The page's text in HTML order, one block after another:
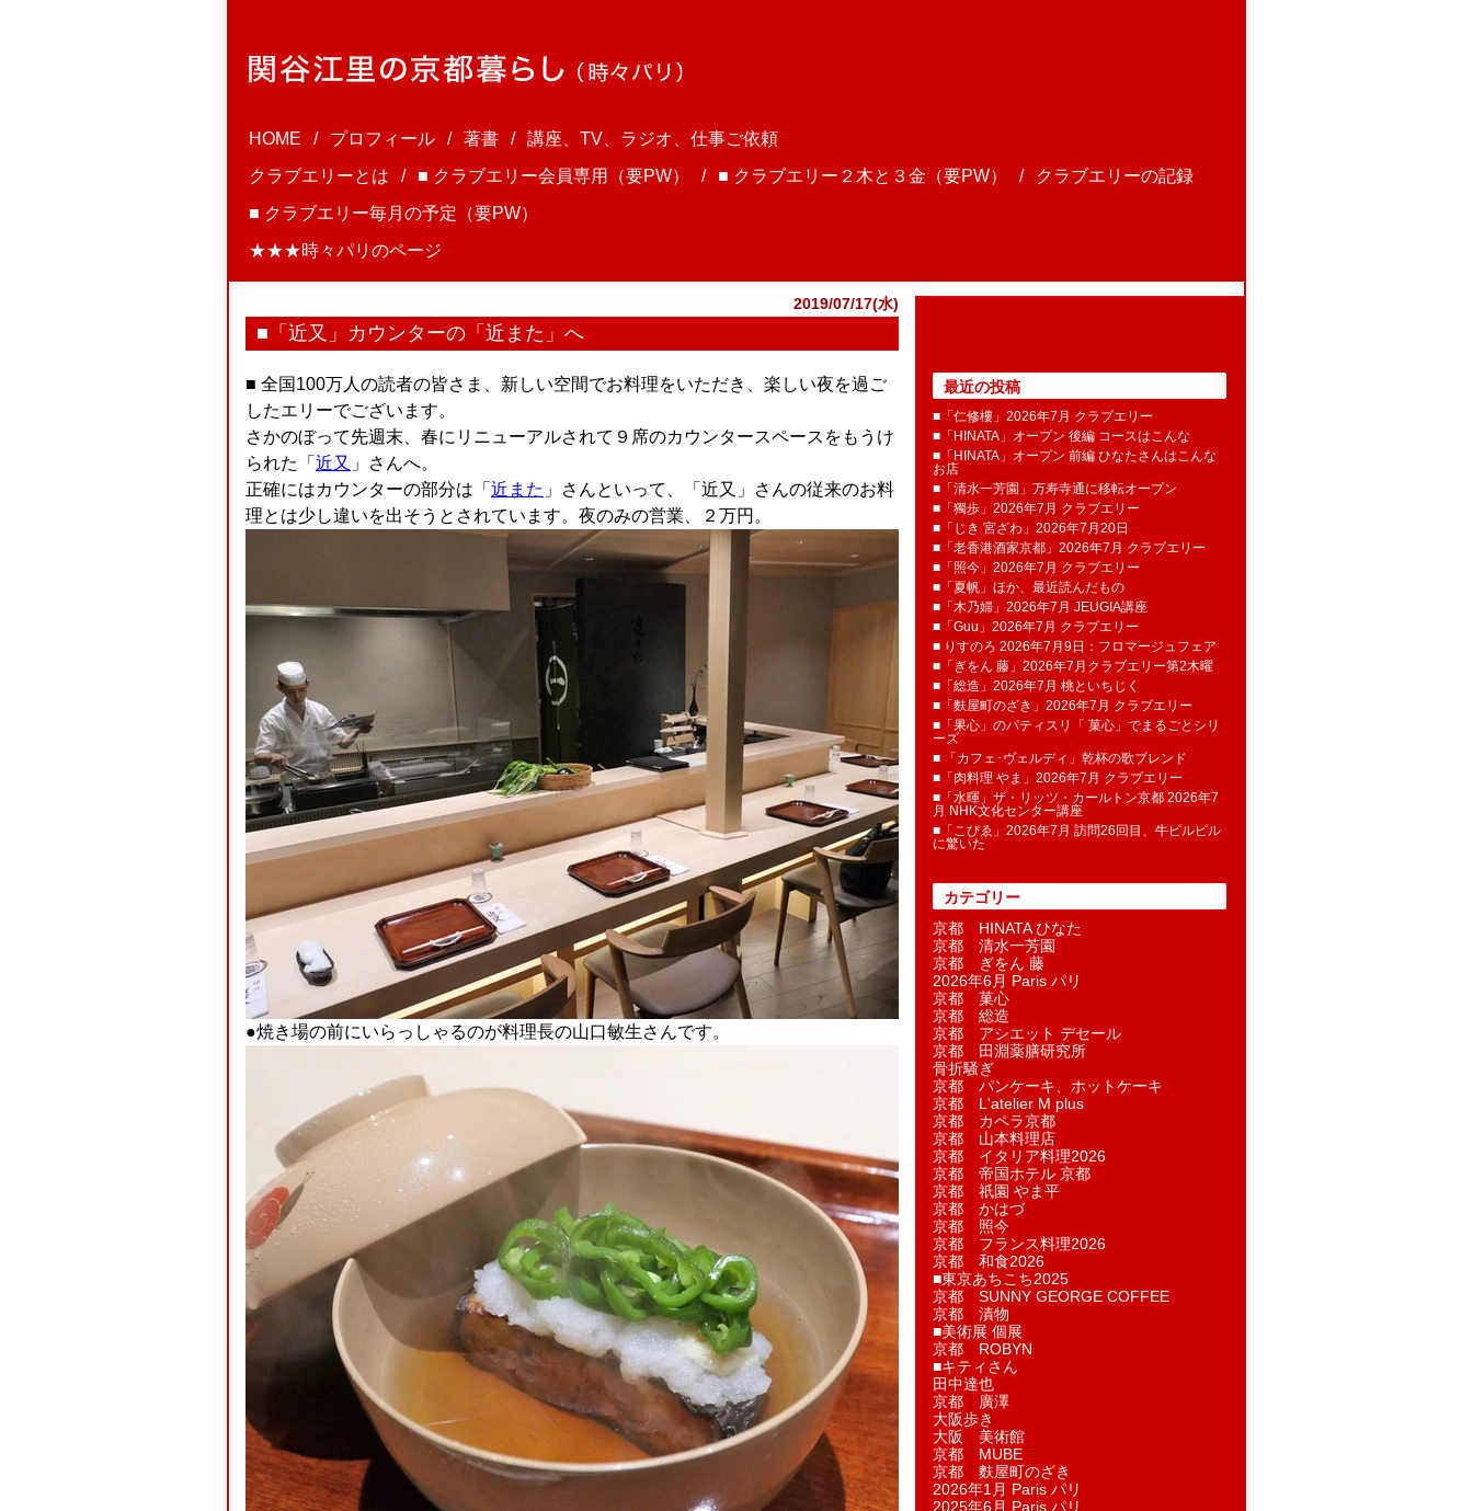
HOME プロフィール 著書
講座、TV、ラジオ、仕事ご依頼
クラブエリーとは
■ クラブエリー会員専用（要PW） ■ クラブエリー２木と３金（要PW）
クラブエリーの記録
■ クラブエリー毎月の予定（要PW）
★★★時々パリのページ
2019/07/17(水)
■「近又」カウンターの「近また」へ
■ 全国100万人の読者の皆さま、新しい空間でお料理をいただき、楽しい夜を過ご
したエリーでございます。
さかのぼって先週末、春にリニューアルされて９席のカウンタースペースをもうけ
られた「 近又 」さんへ。
正確にはカウンターの部分は「 近また 」さんといって、「近又」さんの従来のお料
理とは少し違いを出そうとされています。夜のみの営業、２万円。
●焼き場の前にいらっしゃるのが料理長の山口敏生さんです。
最近の投稿
■「仁修樓」2026年7月 クラブエリー
■「HINATA」オープン 後編 コースはこんな
■「HINATA」オープン 前編 ひなたさんはこんな
お店
■「清水一芳園」万寿寺通に移転オープン
■「獨歩」2026年7月 クラブエリー
■「じき 宮ざわ」2026年7月20日
■「老香港酒家京都」2026年7月 クラブエリー
■「照今」2026年7月 クラブエリー
■「夏帆」ほか、最近読んだもの
■「木乃婦」2026年7月 JEUGIA講座
■「Guu」2026年7月 クラブエリー
■ りすのろ 2026年7月9日：フロマージュフェア
■「ぎをん 藤」2026年7月クラブエリー第2木曜
■「総造」2026年7月 桃といちじく
■「麩屋町のざき」2026年7月 クラブエリー
■「果心」のパティスリ「 菓​心」でまるごとシリ
ーズ
■ 「カフェ･ヴェルディ」乾杯の歌ブレンド
■「肉料理 やま」2026年7月 クラブエリー
■「水暉」ザ・リッツ・カールトン京都 2026年7
月 NHK文化センター講座
■「こぴゑ」2026年7月 訪問26回目、牛ピルピル
に驚いた
カテゴリー
京都 HINATA ひなた
京都 清水一芳園
京都 ぎをん 藤
2026年6月 Paris パリ
京都 菓​心
京都 総造
京都 アシエット デセール
京都 田淵薬膳研究所
骨折騒ぎ
京都 パンケーキ、ホットケーキ
京都 L'atelier M plus
京都 カペラ京都
京都 山本料理店
京都 イタリア料理2026
京都 帝国ホテル 京都
京都 祇園 やま平
京都 かはづ
京都 照今
京都 フランス料理2026
京都 和食2026
■東京あちこち2025
京都 SUNNY GEORGE COFFEE
京都 漬物
■美術展 個展
京都 ROBYN
■キティさん
田中達也
京都 廣澤
大阪歩き
大阪 美術館
京都 MUBE
京都 麩屋町のざき
2026年1月 Paris パリ
2025年6月 Paris パリ